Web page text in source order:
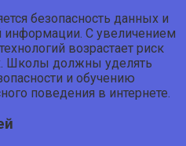
безопасность данных и
С увеличением
возрастает риск
Школы должны уделять
и обучению
поведения в интернете.